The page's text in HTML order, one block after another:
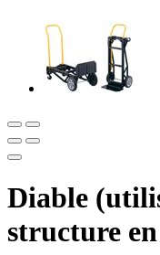
Diable
structure